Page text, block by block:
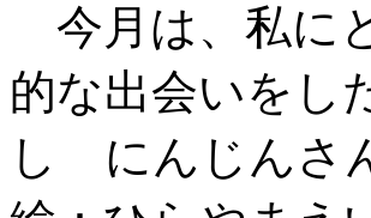
今月は、私に
的な出会いをし
し にんじんさ